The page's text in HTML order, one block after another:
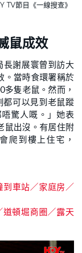
TV節目《一線搜查》
鼠成效
謝展寰曾到訪大
。當時食環署稱於
隻老鼠。然而，
可以見到老鼠蹤
驚人嘅。」她表
鼠出沒。有居住附
爬到樓上住宅，
車站／家庭房／
頓堀商圈／露天